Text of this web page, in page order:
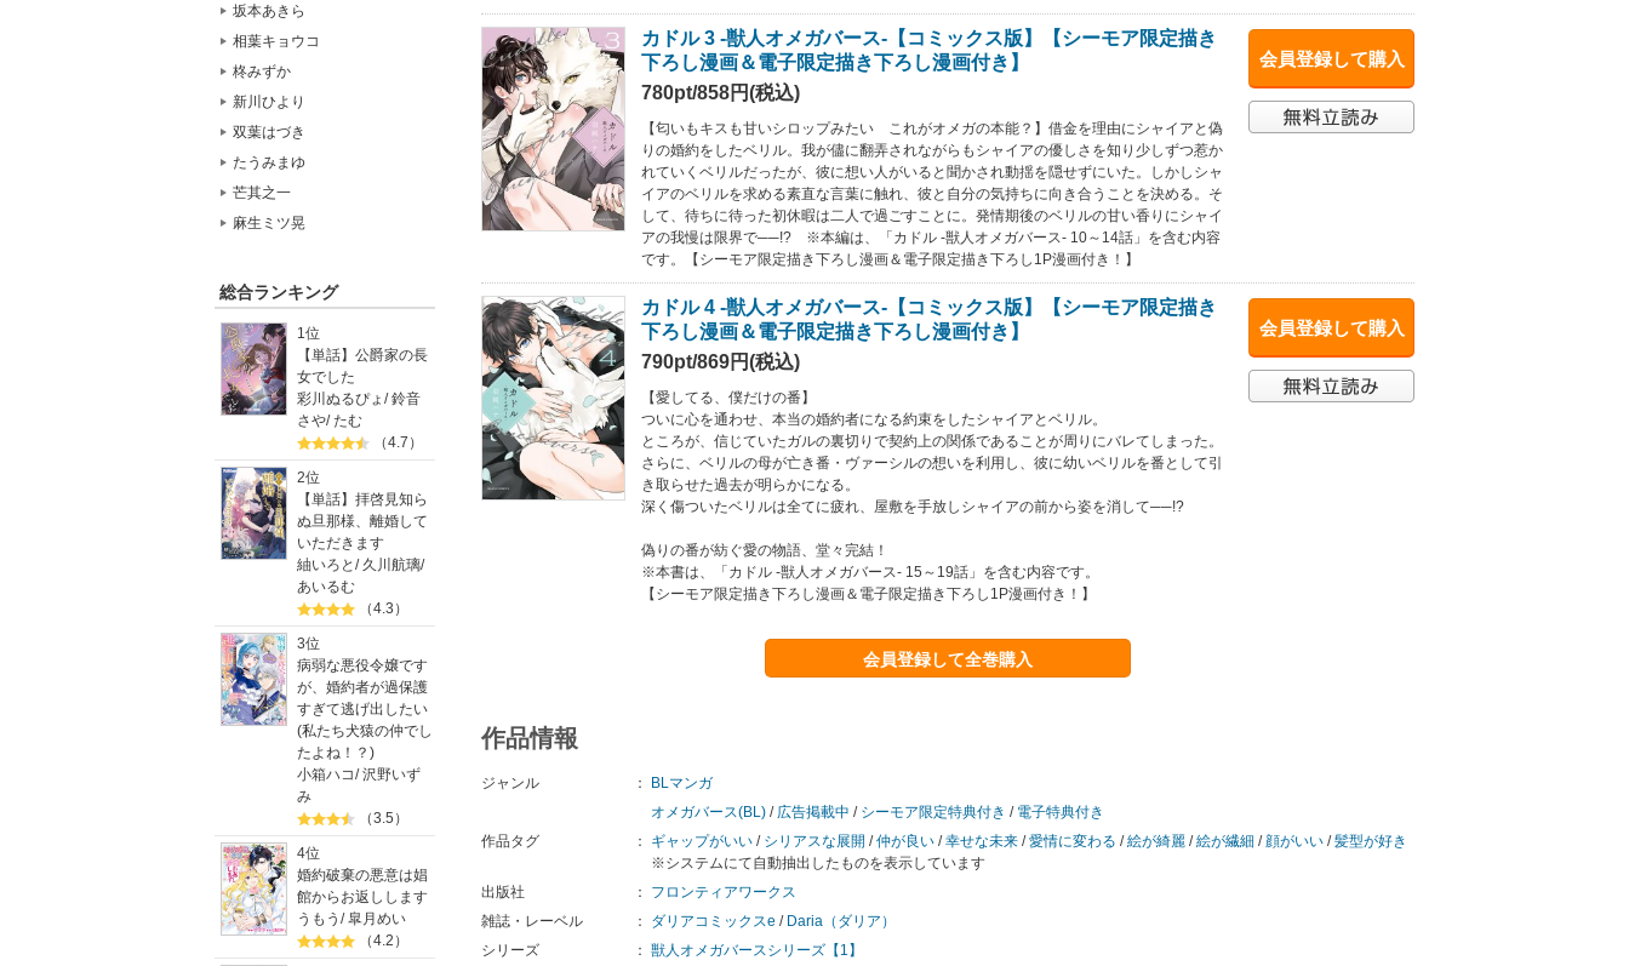
坂本あきら
相葉キョウコ
柊みずか
新川ひより
双葉はづき
たうみまゆ
芒其之一
麻生ミツ晃
総合ランキング
1位
【単話】公爵家の長
女でした
彩川ぬるぴょ /鈴音
さや/たむ
（4.7）
2位
【単話】拝啓見知ら
ぬ旦那様、離婚して
いただきます
紬いろと / 久川航璃/
あいるむ
（4.3）
3位
病弱な悪役令嬢です
が、婚約者が過保護
すぎて逃げ出したい
(私たち犬猿の仲でし
たよね！？)
小箱ハコ/沢野いず
み
（3.5）
4位
婚約破棄の悪意は娼
館からお返しします
うもう /皐月めい
（4.2）
会員登録して購入
カドル 3 ‐獣人オメガバース‐【コミックス版】【シーモア限定描き
下ろし漫画＆電子限定描き下ろし漫画付き】
780pt/858円(税込)
【匂いもキスも甘いシロップみたい これがオメガの本能？】借金を理由にシャイアと偽
りの婚約をしたベリル。我が儘に翻弄されながらもシャイアの優しさを知り少しずつ惹か
れていくベリルだったが、彼に想い人がいると聞かされ動揺を隠せずにいた。しかしシャ
イアのベリルを求める素直な言葉に触れ、彼と自分の気持ちに向き合うことを決める。そ
して、待ちに待った初休暇は二人で過ごすことに。発情期後のベリルの甘い香りにシャイ
アの我慢は限界で──!? ※本編は、「カドル ‐獣人オメガバース‐ 10～14話」を含む内容
です。【シーモア限定描き下ろし漫画＆電子限定描き下ろし1P漫画付き！】
会員登録して購入
カドル 4 ‐獣人オメガバース‐【コミックス版】【シーモア限定描き
下ろし漫画＆電子限定描き下ろし漫画付き】
790pt/869円(税込)
【愛してる、僕だけの番】
ついに心を通わせ、本当の婚約者になる約束をしたシャイアとベリル。
ところが、信じていたガルの裏切りで契約上の関係であることが周りにバレてしまった。
さらに、ベリルの母が亡き番・ヴァーシルの想いを利用し、彼に幼いベリルを番として引
き取らせた過去が明らかになる。
深く傷ついたベリルは全てに疲れ、屋敷を手放しシャイアの前から姿を消して──!?
偽りの番が紡ぐ愛の物語、堂々完結！
※本書は、「カドル ‐獣人オメガバース‐ 15～19話」を含む内容です。
【シーモア限定描き下ろし漫画＆電子限定描き下ろし1P漫画付き！】
会員登録して全巻購入
作品情報
ジャンル ：
BLマンガ
オメガバース(BL) / 広告掲載中 / シーモア限定特典付き / 電子特典付き
作品タグ
： ギャップがいい / シリアスな展開 /仲が良い /幸せな未来 /愛情に変わる /絵が綺麗 /絵が繊細 / 顔がいい /髪型が好き
※システムにて自動抽出したものを表示しています
出版社
：
フロンティアワークス
雑誌・レーベル
： ダリアコミックスe / Daria（ダリア）
シリーズ
： 獣人オメガバースシリーズ【1】